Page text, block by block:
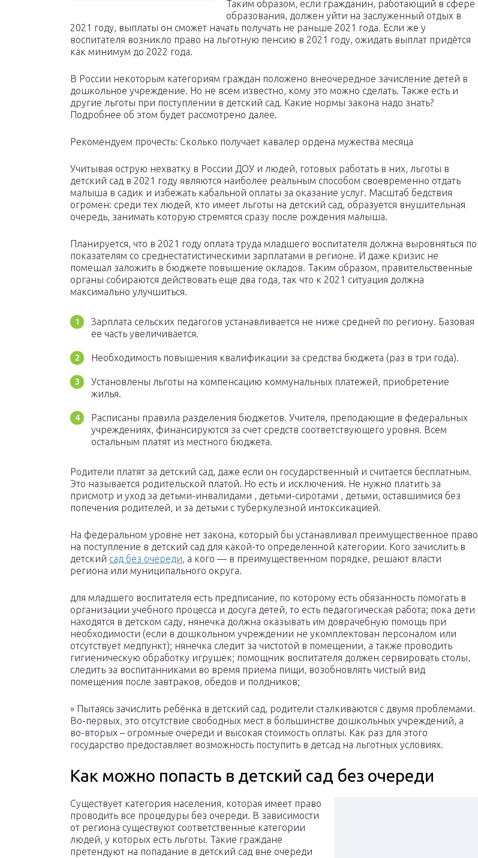
Таким образом, если гражданин, работающий в сфере
образования, должен уйти на заслуженный отдых в
2021 году, выплаты он сможет начать получать не раньше 2021 года. Если же у
воспитателя возникло право на льготную пенсию в 2021 году, ожидать выплат придётся
как минимум до 2022 года.
В России некоторым категориям граждан положено внеочередное зачисление детей в
дошкольное учреждение. Но не всем известно, кому это можно сделать. Также есть и
другие льготы при поступлении в детский сад. Какие нормы закона надо знать?
Подробнее об этом будет рассмотрено далее.
Рекомендуем прочесть: Сколько получает кавалер ордена мужества месяца
Учитывая острую нехватку в России ДОУ и людей, готовых работать в них, льготы в
детский сад в 2021 году являются наиболее реальным способом своевременно отдать
малыша в садик и избежать кабальной оплаты за оказание услуг. Масштаб бедствия
огромен: среди тех людей, кто имеет льготы на детский сад, образуется внушительная
очередь, занимать которую стремятся сразу после рождения малыша.
Планируется, что в 2021 году оплата труда младшего воспитателя должна выровняться по
показателям со среднестатистическими зарплатами в регионе. И даже кризис не
помешал заложить в бюджете повышение окладов. Таким образом, правительственные
органы собираются действовать еще два года, так что к 2021 ситуация должна
максимально улучшиться.
Зарплата сельских педагогов устанавливается не ниже средней по региону. Базовая
ее часть увеличивается.
Необходимость повышения квалификации за средства бюджета (раз в три года).
Установлены льготы на компенсацию коммунальных платежей, приобретение
жилья.
Расписаны правила разделения бюджетов. Учителя, преподающие в федеральных
учреждениях, финансируются за счет средств соответствующего уровня. Всем
остальным платят из местного бюджета.
Родители платят за детский сад, даже если он государственный и считается бесплатным.
Это называется родительской платой. Но есть и исключения. Не нужно платить за
присмотр и уход за детьми-инвалидами , детьми-сиротами , детьми, оставшимися без
попечения родителей, и за детьми с туберкулезной интоксикацией.
На федеральном уровне нет закона, который бы устанавливал преимущественное право
на поступление в детский сад для какой-то определенной категории. Кого зачислить в
детский сад без очереди, а кого — в преимущественном порядке, решают власти
региона или муниципального округа.
для младшего воспитателя есть предписание, по которому есть обязанность помогать в
организации учебного процесса и досуга детей, то есть педагогическая работа; пока дети
находятся в детском саду, нянечка должна оказывать им доврачебную помощь при
необходимости (если в дошкольном учреждении не укомплектован персоналом или
отсутствует медпункт); нянечка следит за чистотой в помещении, а также проводить
гигиеническую обработку игрушек; помощник воспитателя должен сервировать столы,
следить за воспитанниками во время приема пищи, возобновлять чистый вид
помещения после завтраков, обедов и полдников;
» Пытаясь зачислить ребёнка в детский сад, родители сталкиваются с двумя проблемами.
Во-первых, это отсутствие свободных мест в большинстве дошкольных учреждений, а
во-вторых – огромные очереди и высокая стоимость оплаты. Как раз для этого
государство предоставляет возможность поступить в детсад на льготных условиях.
Как можно попасть в детский сад без очереди
Существует категория населения, которая имеет право
проводить все процедуры без очереди. В зависимости
от региона существуют соответственные категории
людей, у которых есть льготы. Такие граждане
претендуют на попадание в детский сад вне очереди